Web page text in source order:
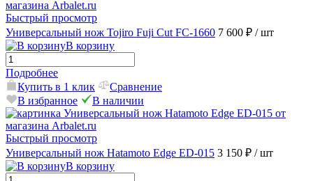
Быстрый просмотр
Универсальный нож Tojiro Fuji Cut FC-1660 7 600 ₽ / шт
В корзину
Подробнее
Купить в 1 клик
Сравнение
В избранное
В наличии
Быстрый просмотр
Универсальный нож Hatamoto Edge ED-015 3 150 ₽ / шт
В корзину